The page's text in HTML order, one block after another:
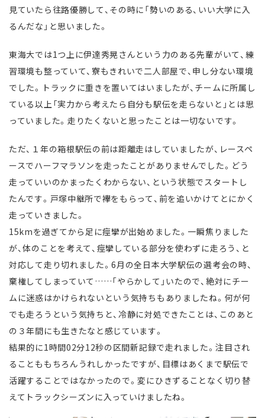
見ていたら往路優勝して、その時に「勢いのある、いい大学に入
るんだな」と思いました。
東海大では1つ上に伊達秀晃さんという力のある先輩がいて、練
習環境も整っていて、寮もきれいで二人部屋で、申し分ない環境
でした。トラックに重きを置いてはいましたが、チームに所属し
ている以上「実力から考えたら自分も駅伝を走らないと」とは思
っていました。走りたくないと思ったことは一切ないです。
ただ、１年の箱根駅伝の前は距離走はしていましたが、レースペ
ースでハーフマラソンを走ったことがありませんでした。どう
走っていいのかまったくわからない、という状態でスタートし
たんです。戸塚中継所で襷をもらって、前を追いかけてとにかく
走っていきました。
15kmを過ぎてから足に痙攣が出始めました。一瞬焦りました
が、体のことを考えて、痙攣している部分を使わずに走ろう、と
対応して走り切れました。6月の全日本大学駅伝の選考会の時、
棄権してしまっていて……「やらかして」いたので、絶対にチー
ムに迷惑はかけられないという気持ちもありましたね。何が何
でも走ろうという気持ちと、冷静に対処できたことは、このあと
の３年間にも生きたなと感じています。
結果的に1時間02分12秒の区間新記録で走れました。注目され
ることももちろんうれしかったですが、目標はあくまで駅伝で
活躍することではなかったので。変にひきずることなく切り替
えてトラックシーズンに入っていけましたね。